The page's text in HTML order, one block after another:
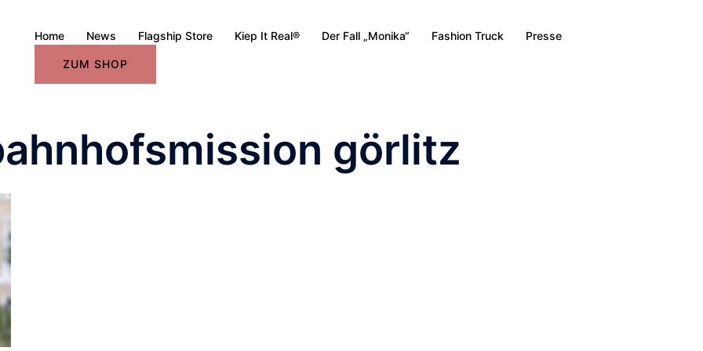
Home News Flagship Store Kiep It Real® Der Fall „Monika“ Fashion Truck Presse
ZUM SHOP
görlitz